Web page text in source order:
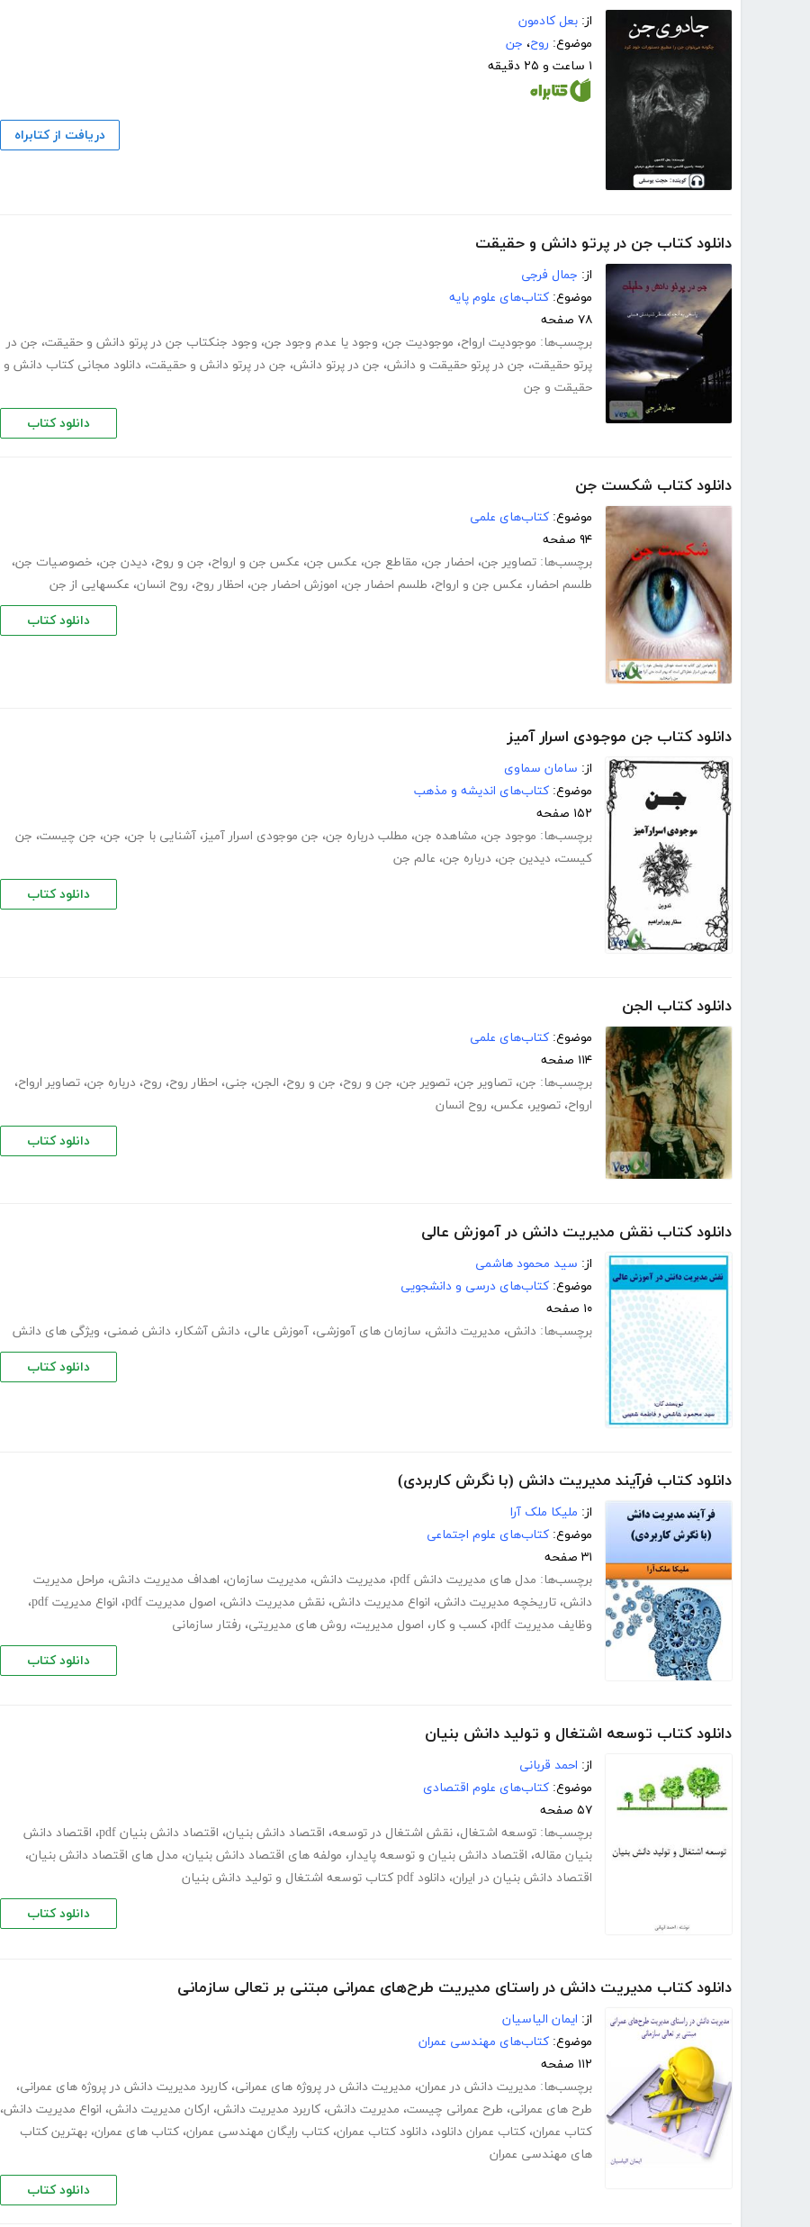
از: بعل کادمون
موضوع: روح، جن
۱ ساعت و ۲۵ دقیقه
دریافت از کتابراه
دانلود کتاب جن در پرتو دانش و حقیقت
از: جمال فرجی
موضوع: کتاب‌های علوم پایه
۷۸ صفحه
برچسب‌ها: موجودیت ارواح، موجودیت جن، وجود یا عدم وجود جن، وجود جنکتاب جن در پرتو دانش و حقیقت، جن در
پرتو حقیقت، جن در پرتو حقیقت و دانش، جن در پرتو دانش، جن در پرتو دانش و حقیقت، دانلود مجانی کتاب دانش و
حقیقت و جن
دانلود کتاب
دانلود کتاب شکست جن
موضوع: کتاب‌های علمی
۹۴ صفحه
برچسب‌ها: تصاویر جن، احضار جن، مقاطع جن، عکس جن، عکس جن و ارواح، جن و روح، دیدن جن، خصوصیات جن،
طلسم احضار، عکس جن و ارواح، طلسم احضار جن، اموزش احضار جن، احظار روح، روح انسان، عکسهایی از جن
دانلود کتاب
دانلود کتاب جن موجودی اسرار آمیز
از: سامان سماوی
موضوع: کتاب‌های اندیشه و مذهب
۱۵۲ صفحه
برچسب‌ها: موجود جن، مشاهده جن، مطلب درباره جن، جن موجودی اسرار آمیز، آشنایی با جن، جن، جن چیست، جن
کیست، دیدین جن، درباره جن، عالم جن
دانلود کتاب
دانلود کتاب الجن
موضوع: کتاب‌های علمی
۱۱۴ صفحه
برچسب‌ها: جن، تصاویر جن، تصویر جن، جن و روح، جن و روح، الجن، جنی، احظار روح، روح، درباره جن، تصاویر ارواح،
ارواح، تصویر، عکس، روح انسان
دانلود کتاب
دانلود کتاب نقش مدیریت دانش در آموزش عالی
از: سید محمود هاشمی
موضوع: کتاب‌های درسی و دانشجویی
۱۰ صفحه
برچسب‌ها: دانش، مدیریت دانش، سازمان های آموزشی، آموزش عالی، دانش آشکار، دانش ضمنی، ویژگی های دانش
دانلود کتاب
دانلود کتاب فرآیند مدیریت دانش (با نگرش کاربردی)
از: ملیکا ملک آرا
موضوع: کتاب‌های علوم اجتماعی
۳۱ صفحه
برچسب‌ها: مدل های مدیریت دانش pdf ، مدیریت دانش، مدیریت سازمان، اهداف مدیریت دانش، مراحل مدیریت
دانش، تاریخچه مدیریت دانش، انواع مدیریت دانش، نقش مدیریت دانش، اصول مدیریت pdf ، انواع مدیریت pdf
،
وظایف مدیریت pdf
، کسب و کار، اصول مدیریت، روش های مدیریتی، رفتار سازمانی
دانلود کتاب
دانلود کتاب توسعه اشتغال و تولید دانش بنیان
از: احمد قربانی
موضوع: کتاب‌های علوم اقتصادی
۵۷ صفحه
برچسب‌ها: توسعه اشتغال، نقش اشتغال در توسعه، اقتصاد دانش بنیان، اقتصاد دانش بنیان pdf ، اقتصاد دانش
بنیان مقاله، اقتصاد دانش بنیان و توسعه پایدار، مولفه های اقتصاد دانش بنیان، مدل های اقتصاد دانش بنیان،
اقتصاد دانش بنیان در ایران، دانلود pdf کتاب توسعه اشتغال و تولید دانش بنیان
دانلود کتاب
دانلود کتاب مدیریت دانش در راستای مدیریت طرح‌های عمرانی مبتنی بر تعالی سازمانی
از: ایمان الیاسیان
موضوع: کتاب‌های مهندسی عمران
۱۱۲ صفحه
برچسب‌ها: مدیریت دانش در عمران، مدیریت دانش در پروژه های عمرانی، کاربرد مدیریت دانش در پروژه های عمرانی،
طرح های عمرانی، طرح عمرانی چیست، مدیریت دانش، کاربرد مدیریت دانش، ارکان مدیریت دانش، انواع مدیریت دانش،
کتاب عمران، کتاب عمران دانلود، دانلود کتاب عمران، کتاب رایگان مهندسی عمران، کتاب های عمران، بهترین کتاب
های مهندسی عمران
دانلود کتاب